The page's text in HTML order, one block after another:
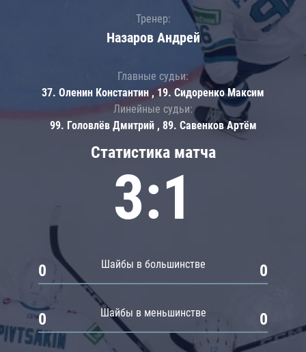
Статистика матча
3:1
Шайбы в большинстве
0 0
Шайбы в меньшинстве
0 0
Тренер:
Назаров Андрей
Главные судьи:
37. Оленин Константин , 19. Сидоренко Максим
Линейные судьи:
99. Головлёв Дмитрий , 89. Савенков Артём